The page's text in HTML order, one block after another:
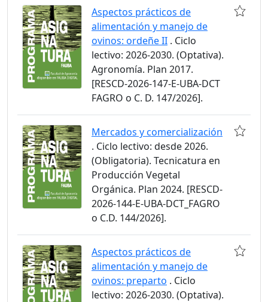
Aspectos prácticos de
alimentación y manejo de
ovinos: ordeñe II . Ciclo
lectivo: 2026-2030. (Optativa).
Agronomía. Plan 2017.
[RESCD-2026-147-E-UBA-DCT
FAGRO o C. D. 147/2026].
Mercados y comercialización
. Ciclo lectivo: desde 2026.
(Obligatoria). Tecnicatura en
Producción Vegetal
Orgánica. Plan 2024. [RESCD-
2026-144-E-UBA-DCT_FAGRO
o C.D. 144/2026].
Aspectos prácticos de
alimentación y manejo de
ovinos: preparto . Ciclo
lectivo: 2026-2030. (Optativa).